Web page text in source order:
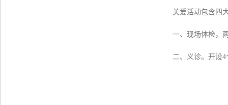
关爱活动包含四
一、现场体检，
二、义诊。开设4